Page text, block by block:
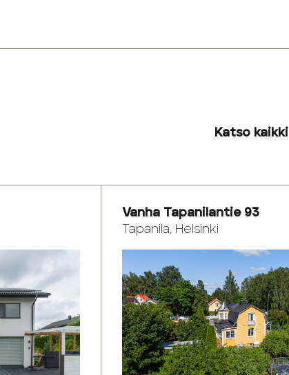
Katso kaikki
Vanha Tapanilantie 93
Tapanila, Helsinki